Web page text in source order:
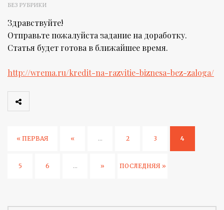
БЕЗ РУБРИКИ
Здравствуйте!
Отправьте пожалуйста задание на доработку.
Статья будет готова в ближайшее время.
http://wrema.ru/kredit-na-razvitie-biznesa-bez-zaloga/
« ПЕРВАЯ « ... 2 3 4
5 6 ... » ПОСЛЕДНЯЯ »